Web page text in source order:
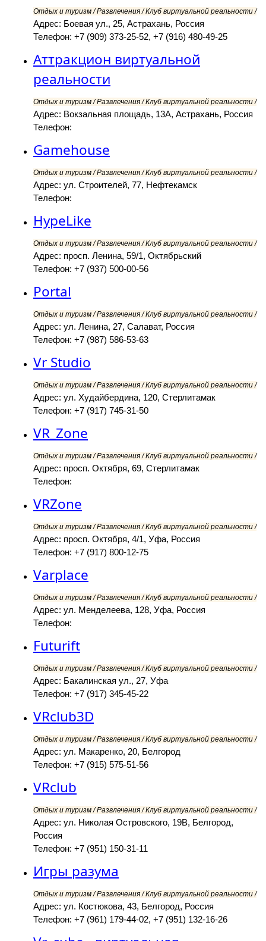
Отдых и туризм / Развлечения / Клуб виртуальной реальности /
Адрес: Боевая ул., 25, Астрахань, Россия
Телефон: +7 (909) 373-25-52, +7 (916) 480-49-25
Аттракцион виртуальной
реальности
Отдых и туризм / Развлечения / Клуб виртуальной реальности /
Адрес: Вокзальная площадь, 13А, Астрахань, Россия
Телефон:
Gamehouse
Отдых и туризм / Развлечения / Клуб виртуальной реальности /
Адрес: ул. Строителей, 77, Нефтекамск
Телефон:
HypeLike
Отдых и туризм / Развлечения / Клуб виртуальной реальности /
Адрес: просп. Ленина, 59/1, Октябрьский
Телефон: +7 (937) 500-00-56
Portal
Отдых и туризм / Развлечения / Клуб виртуальной реальности /
Адрес: ул. Ленина, 27, Салават, Россия
Телефон: +7 (987) 586-53-63
Vr Studio
Отдых и туризм / Развлечения / Клуб виртуальной реальности /
Адрес: ул. Худайбердина, 120, Стерлитамак
Телефон: +7 (917) 745-31-50
VR_Zone
Отдых и туризм / Развлечения / Клуб виртуальной реальности /
Адрес: просп. Октября, 69, Стерлитамак
Телефон:
VRZone
Отдых и туризм / Развлечения / Клуб виртуальной реальности /
Адрес: просп. Октября, 4/1, Уфа, Россия
Телефон: +7 (917) 800-12-75
Varplace
Отдых и туризм / Развлечения / Клуб виртуальной реальности /
Адрес: ул. Менделеева, 128, Уфа, Россия
Телефон:
Futurift
Отдых и туризм / Развлечения / Клуб виртуальной реальности /
Адрес: Бакалинская ул., 27, Уфа
Телефон: +7 (917) 345-45-22
VRclub3D
Отдых и туризм / Развлечения / Клуб виртуальной реальности /
Адрес: ул. Макаренко, 20, Белгород
Телефон: +7 (915) 575-51-56
VRclub
Отдых и туризм / Развлечения / Клуб виртуальной реальности /
Адрес: ул. Николая Островского, 19В, Белгород,
Россия
Телефон: +7 (951) 150-31-11
Игры разума
Отдых и туризм / Развлечения / Клуб виртуальной реальности /
Адрес: ул. Костюкова, 43, Белгород, Россия
Телефон: +7 (961) 179-44-02, +7 (951) 132-16-26